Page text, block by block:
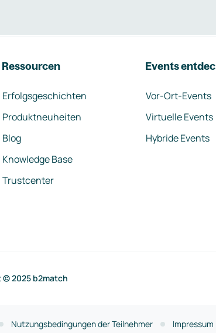
Ressourcen
Erfolgsgeschichten
Produktneuheiten
Blog
Knowledge Base
Trustcenter
Events
Vor-Ort-Events
Virtuelle Events
Hybride Events
2025 b2match
Nutzungsbedingungen der Teilnehmer Impressum